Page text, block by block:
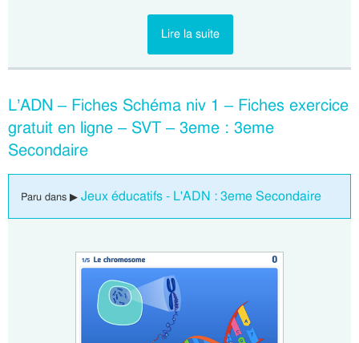
Lire la suite
L’ADN – Fiches Schéma niv 1 – Fiches exercice
gratuit en ligne – SVT – 3eme : 3eme
Secondaire
Paru dans ▶ Jeux éducatifs - L'ADN : 3eme Secondaire